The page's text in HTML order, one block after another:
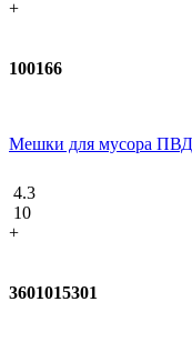
+
100166
Мешки для мусора
4.3
10
+
3601015301